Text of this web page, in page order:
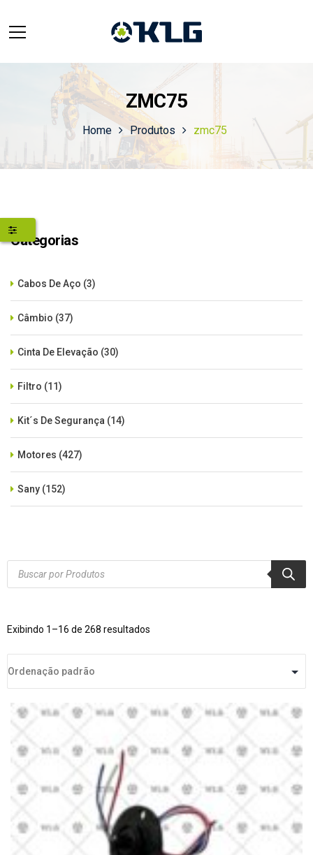
ZMC75
Home Produtos zmc75
Categorias
Cabos De Aço (3)
Câmbio (37)
Cinta De Elevação (30)
Filtro (11)
Kit´s De Segurança (14)
Motores (427)
Sany (152)
Zoomlion(84)
Products
search
Exibindo 1–16 de 268 resultados